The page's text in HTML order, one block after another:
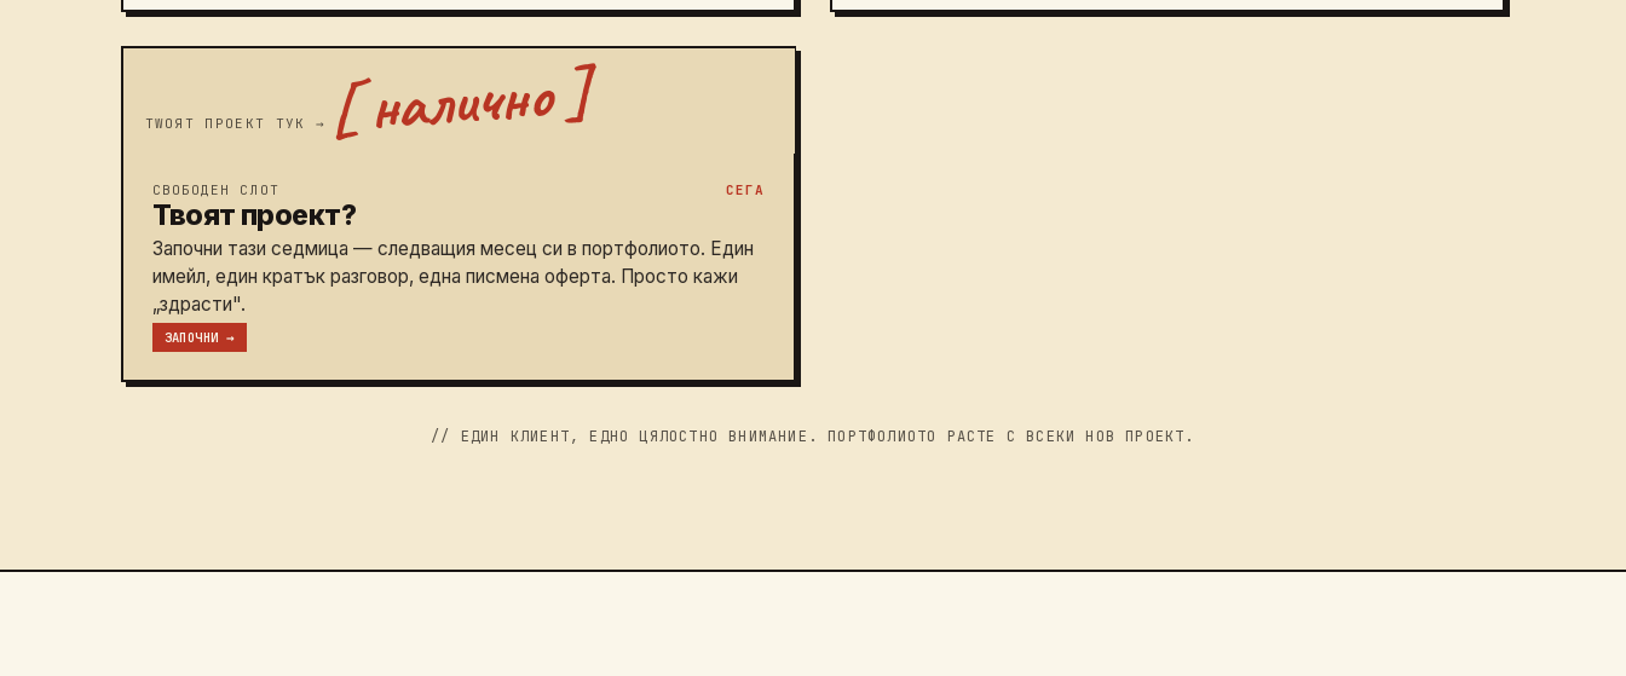
СВОБОДЕН СЛОТ СЕГА
Твоят проект?
Започни тази седмица — следващия месец си в портфолиото. Един
имейл, един кратък разговор, една писмена оферта. Просто кажи
„здрасти".
ЗАПОЧНИ →
// ЕДИН КЛИЕНТ, ЕДНО ЦЯЛОСТНО ВНИМАНИЕ. ПОРТФОЛИОТО РАСТЕ С ВСЕКИ НОВ ПРОЕКТ.